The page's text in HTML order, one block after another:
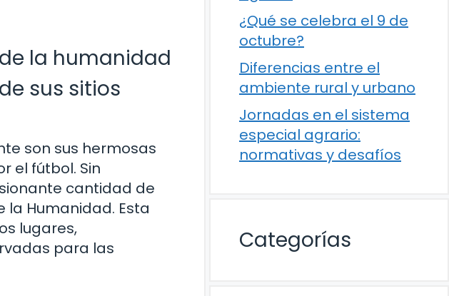
la humanidad
sus sitios
son sus hermosas
el fútbol. Sin
cantidad de
la Humanidad. Esta
lugares,
para las
¿Qué se celebra el 9 de
octubre?
Diferencias entre el
ambiente rural y urbano
Jornadas en el sistema
especial agrario:
normativas y desafíos
Categorías